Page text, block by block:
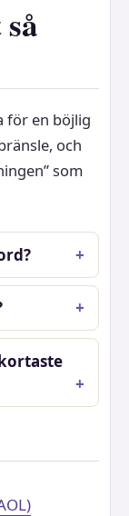
för en böjlig
och
som